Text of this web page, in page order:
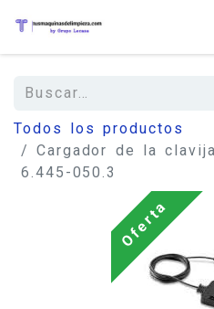
Todos los productos
Cargador de la
6.445-050.3
Oferta